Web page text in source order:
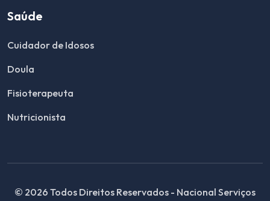
Saúde
Cuidador de Idosos
Doula
Fisioterapeuta
Nutricionista
© 2026 Todos Direitos Reservados - Nacional Serviços